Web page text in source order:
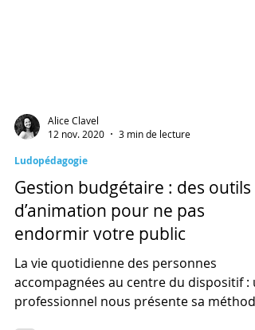
Alice Clavel
Ludopédagogie
Gestion budgétaire : des outils
d’animation pour ne pas
endormir votre public
La vie quotidienne des personnes
accompagnées au centre du dispositif :